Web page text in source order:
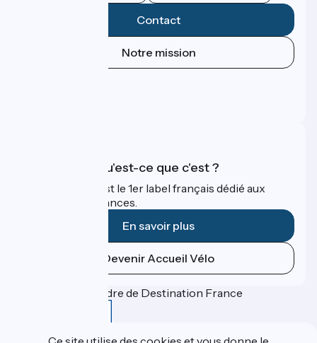
Contact
Notre mission
Accueil Vélo qu'est-ce que c'est ?
Accueil Vélo c'est le 1er label français dédié aux
cyclistes en vacances.
En savoir plus
Devenir Accueil Vélo
Financé dans le cadre de Destination France